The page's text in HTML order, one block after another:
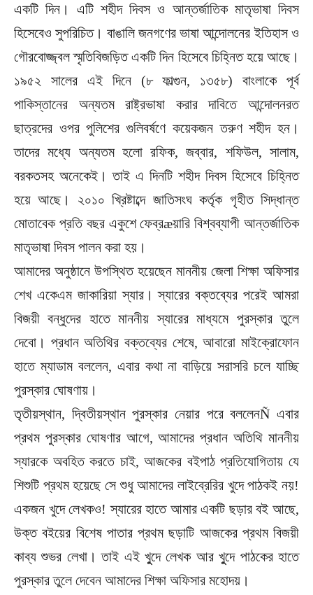
একটি দিন। এটি শহীদ দিবস ও আন্তর্জাতিক মাতৃভাষা দিবস
হিসেবেও সুপরিচিত। বাঙালি জনগণের ভাষা আন্দোলনের ইতিহাস ও
গৌরবোজ্জ্বল স্মৃতিবিজড়িত একটি দিন হিসেবে চিহ্নিত হয়ে আছে।
১৯৫২ সালের এই দিনে (৮ ফাল্গুন, ১৩৫৮) বাংলাকে পূর্ব
পাকিস্তানের অন্যতম রাষ্ট্রভাষা করার দাবিতে আন্দোলনরত
ছাত্রদের ওপর পুলিশের গুলিবর্ষণে কয়েকজন তরুণ শহীদ হন।
তাদের মধ্যে অন্যতম হলো রফিক, জব্বার, শফিউল, সালাম,
বরকতসহ অনেকেই। তাই এ দিনটি শহীদ দিবস হিসেবে চিহ্নিত
হয়ে আছে। ২০১০ খ্রিষ্টাব্দে জাতিসংঘ কর্তৃক গৃহীত সিদ্ধান্ত
মোতাবেক প্রতি বছর একুশে ফেব্রæয়ারি বিশ্বব্যাপী আন্তর্জাতিক
মাতৃভাষা দিবস পালন করা হয়।
আমাদের অনুষ্ঠানে উপস্থিত হয়েছেন মাননীয় জেলা শিক্ষা অফিসার
শেখ একেএম জাকারিয়া স্যার। স্যারের বক্তব্যের পরেই আমরা
বিজয়ী বন্ধুদের হাতে মাননীয় স্যারের মাধ্যমে পুরস্কার তুলে
দেবো। প্রধান অতিথির বক্তব্যের শেষে, আবারো মাইক্রোফোন
হাতে ম্যাডাম বললেন, এবার কথা না বাড়িয়ে সরাসরি চলে যাচ্ছি
পুরস্কার ঘোষণায়।
তৃতীয়স্থান, দ্বিতীয়স্থান পুরস্কার নেয়ার পরে বললেনÑ এবার
প্রথম পুরস্কার ঘোষণার আগে, আমাদের প্রধান অতিথি মাননীয়
স্যারকে অবহিত করতে চাই, আজকের বইপাঠ প্রতিযোগিতায় যে
শিশুটি প্রথম হয়েছে সে শুধু আমাদের লাইব্রেরির খুদে পাঠকই নয়!
একজন খুদে লেখকও! স্যারের হাতে আমার একটি ছড়ার বই আছে,
উক্ত বইয়ের বিশেষ পাতার প্রথম ছড়াটি আজকের প্রথম বিজয়ী
কাব্য শুভর লেখা। তাই এই খুুদে লেখক আর খুুদে পাঠকের হাতে
পুরস্কার তুলে দেবেন আমাদের শিক্ষা অফিসার মহোদয়।